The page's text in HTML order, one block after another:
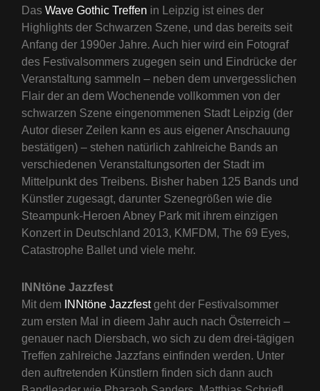
Das Wave Gothic Treffen in Leipzig ist eines der
Highlights der Schwarzen Szene, und das bereits seit
Anfang der 1990er Jahre. Auch hier wird ein Fotograf
des Festivalsommers zugegen sein und Eindrücke der
Veranstaltung sammeln – neben dem unvergesslichen
Flair der an dem Wochenende vollkommen von der
schwarzen Szene eingenommenen Stadt Leipzig (der
Autor dieser Zeilen kann es aus eigener Anschauung
bestätigen) – stehen natürlich zahlreiche Bands an
verschiedenen Veranstaltungsorten der Stadt im
Mittelpunkt des Treibens. Bisher haben 125 Bands und
Künstler zugesagt, darunter Szenegrößen wie die
Steampunk-Heroen Abney Park mit ihrem einzigen
Konzert in Deutschland 2013, KMFDM, The 69 Eyes,
Catastrophe Ballet und viele mehr.
INNtöne Jazzfest
Mit dem INNtöne Jazzfestgeht der Festivalsommer
zum ersten Mal in dieem Jahr auch nach Österreich –
genauer nach Diersbach, wo sich zu dem drei-tägigen
Treffen zahlreiche Jazzfans einfinden werden. Unter
den auftretenden Künstlern finden sich dann auch